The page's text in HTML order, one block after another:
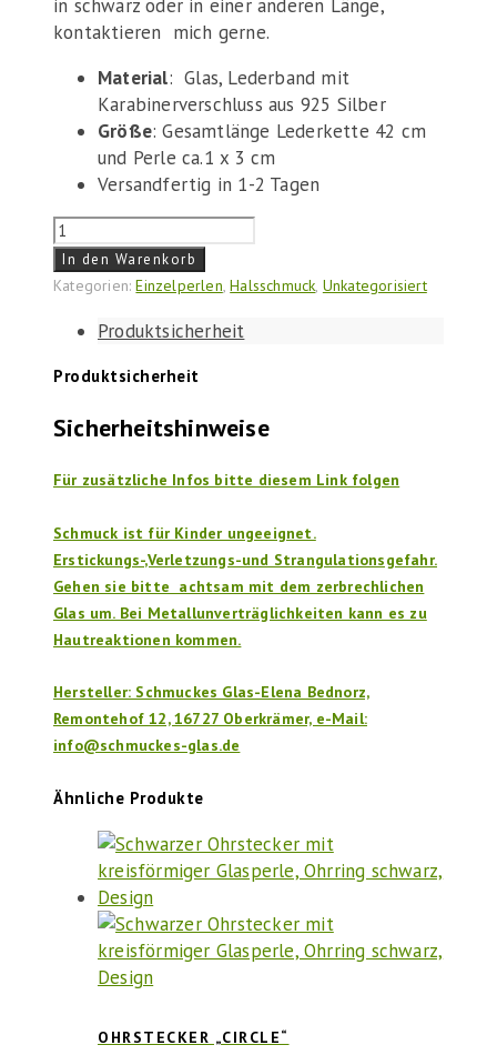
in schwarz oder in einer anderen Länge,
kontaktieren mich gerne.
Material: Glas, Lederband mit
Karabinerverschluss aus 925 Silber
Größe: Gesamtlänge Lederkette 42 cm
und Perle ca.1 x 3 cm
Versandfertig in 1-2 Tagen
Perle
"Meeresbrise"
am
Menge
In den Warenkorb
Kategorien:Einzelperlen,Halsschmuck, Unkategorisiert
Produktsicherheit
Produktsicherheit
Sicherheitshinweise
Für zusätzliche Infos bitte diesem Link folgen
Schmuck ist für Kinder ungeeignet.
Erstickungs-,Verletzungs-und Strangulationsgefahr.
Gehen sie bitte achtsam mit dem zerbrechlichen
Glas um. Bei Metallunverträglichkeiten kann es zu
Hautreaktionen kommen.
Hersteller: Schmuckes Glas-Elena Bednorz,
Remontehof 12, 16727 Oberkrämer, e-Mail:
info@schmuckes-glas.de
Ähnliche Produkte
OHRSTECKER „CIRCLE“